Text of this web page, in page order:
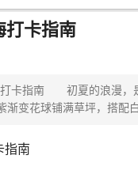
打卡指南
卡指南 初夏的浪漫，是
渐变花球铺满草坪，搭配
南